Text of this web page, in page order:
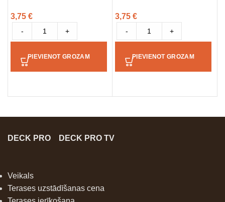
3,75 €
- +
PIEVIENOT GROZAM
3,75 €
- +
PIEVIENOT GROZAM
DECK PRO DECK PRO TV
Veikals
Terases uzstādīšanas cena